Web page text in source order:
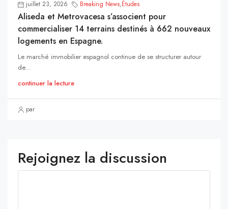
juillet 23, 2026 Breaking News,Études
Aliseda et Metrovacesa s’associent pour
commercialiser 14 terrains destinés à 662 nouveaux
logements en Espagne.
Le marché immobilier espagnol continue de se structurer autour
de...
continuer la lecture
par
Rejoignez la discussion